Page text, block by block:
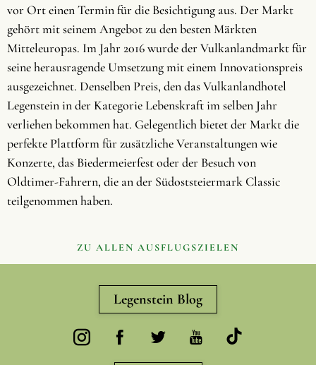
vor Ort einen Termin für die Besichtigung aus. Der Markt
gehört mit seinem Angebot zu den besten Märkten
Mitteleuropas. Im Jahr 2016 wurde der Vulkanlandmarkt für
seine herausragende Umsetzung mit einem Innovationspreis
ausgezeichnet. Denselben Preis, den das Vulkanlandhotel
Legenstein in der Kategorie Lebenskraft im selben Jahr
verliehen bekommen hat. Gelegentlich bietet der Markt die
perfekte Plattform für zusätzliche Veranstaltungen wie
Konzerte, das Biedermeierfest oder der Besuch von
Oldtimer-Fahrern, die an der Südoststeiermark Classic
teilgenommen haben.
ZU ALLEN AUSFLUGSZIELEN
Legenstein Blog